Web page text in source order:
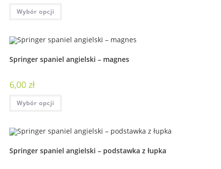
Wybór opcji
Springer spaniel angielski – magnes
6,00 zł
Wybór opcji
Springer spaniel angielski – podstawka z łupka